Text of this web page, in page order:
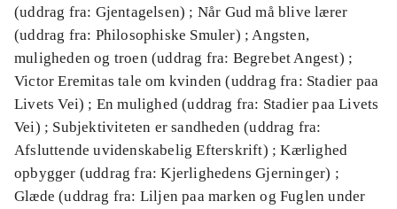
(uddrag fra: Gjentagelsen) ; Når Gud må blive lærer
(uddrag fra: Philosophiske Smuler) ; Angsten,
muligheden og troen (uddrag fra: Begrebet Angest) ;
Victor Eremitas tale om kvinden (uddrag fra: Stadier paa
Livets Vei) ; En mulighed (uddrag fra: Stadier paa Livets
Vei) ; Subjektiviteten er sandheden (uddrag fra:
Afsluttende uvidenskabelig Efterskrift) ; Kærlighed
opbygger (uddrag fra: Kjerlighedens Gjerninger) ;
Glæde (uddrag fra: Liljen paa marken og Fuglen under